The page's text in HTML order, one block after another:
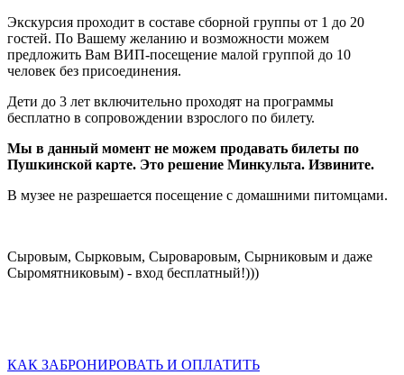
Экскурсия проходит в составе сборной группы от 1 до 20
гостей. По Вашему желанию и возможности можем
предложить Вам ВИП-посещение малой группой до 10
человек без присоединения.
Дети до 3 лет включительно проходят на программы
бесплатно в сопровождении взрослого по билету.
Мы в данный момент не можем продавать билеты по
Пушкинской карте. Это решение Минкульта. Извините.
В музее не разрешается посещение с домашними питомцами.
Сыровым, Сырковым, Сыроваровым, Сырниковым и даже
Сыромятниковым) - вход бесплатный!)))
КАК ЗАБРОНИРОВАТЬ И ОПЛАТИТЬ